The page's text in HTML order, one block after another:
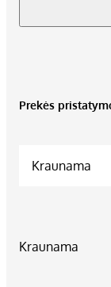
Prekės
Kraunama
Kraunama